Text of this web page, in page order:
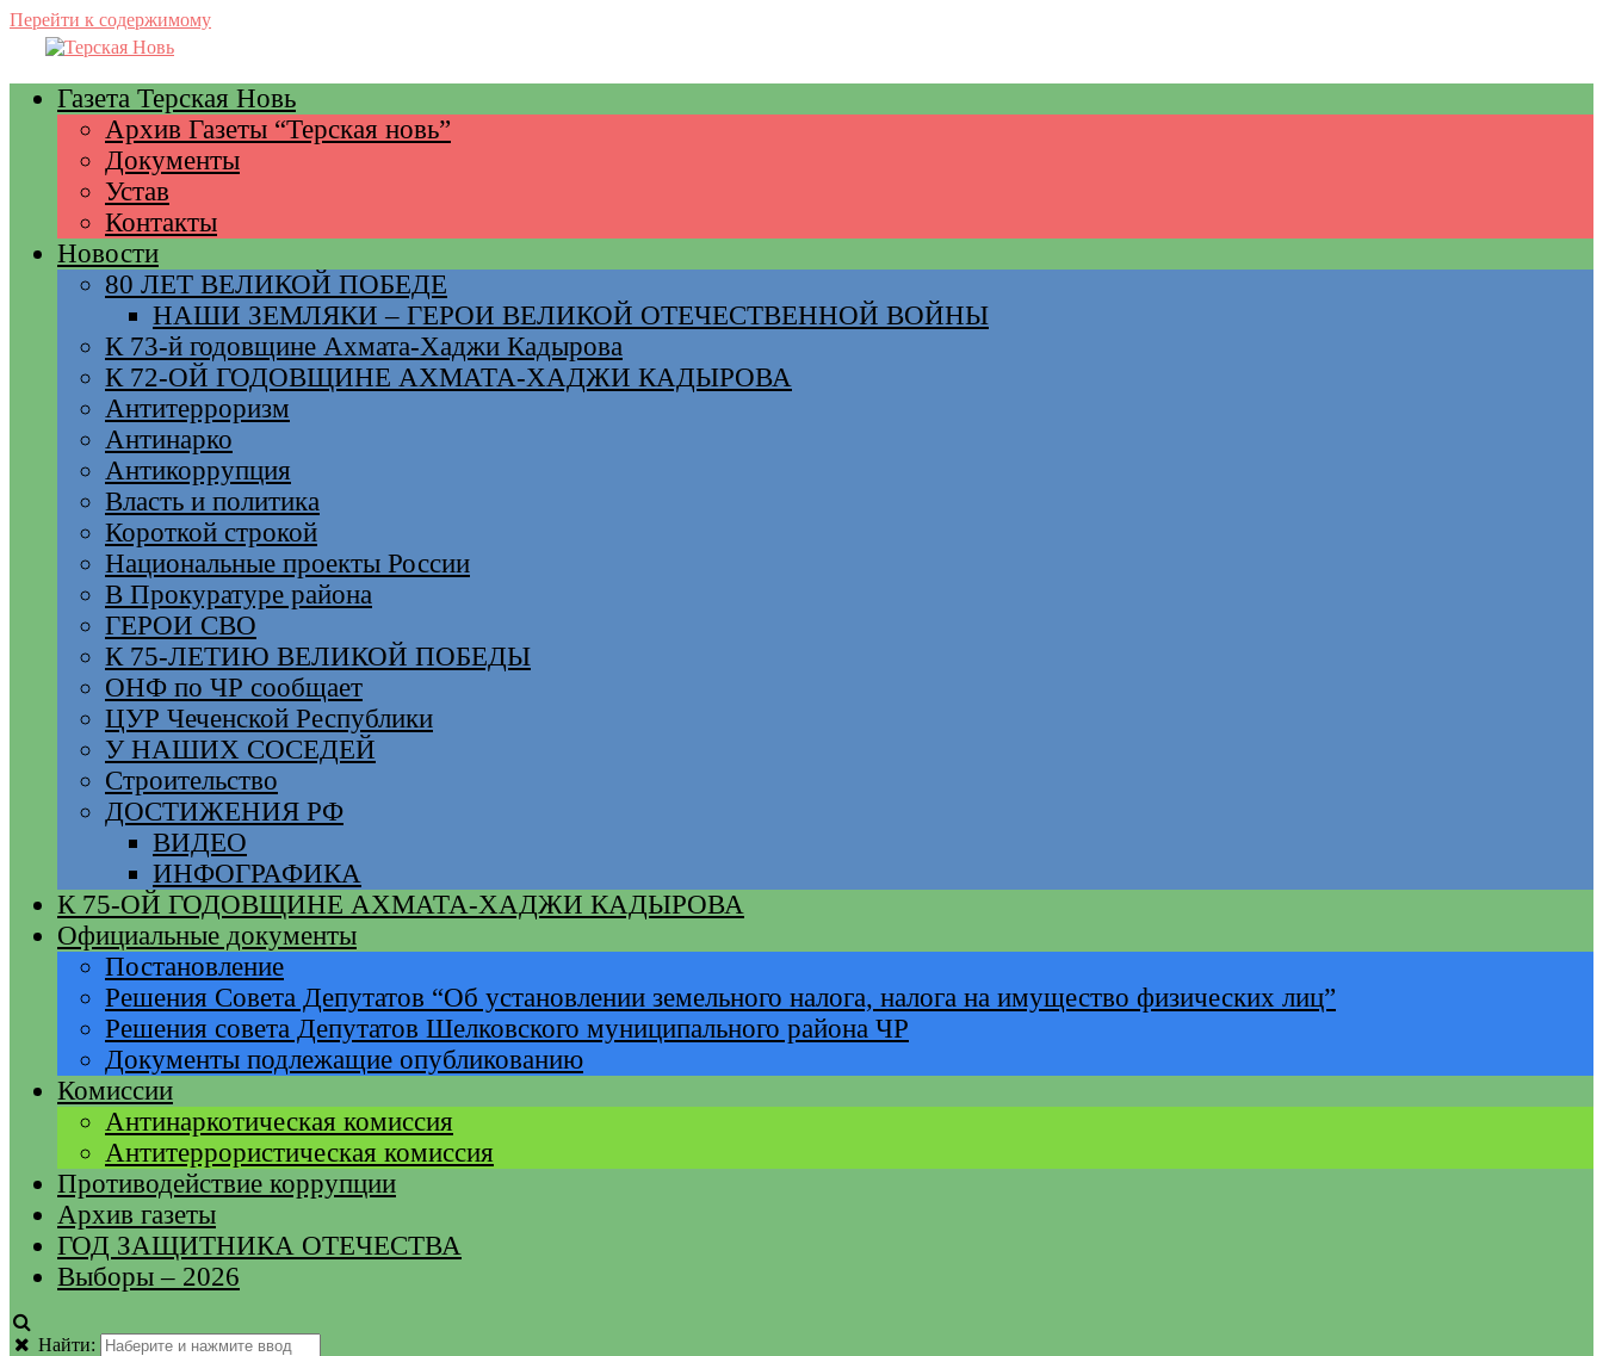
Перейти к содержимому
Газета Терская Новь
Архив Газеты “Терская новь”
Документы
Устав
Контакты
Новости
80 ЛЕТ ВЕЛИКОЙ ПОБЕДЕ
НАШИ ЗЕМЛЯКИ – ГЕРОИ ВЕЛИКОЙ ОТЕЧЕСТВЕННОЙ ВОЙНЫ
К 73-й годовщине Ахмата-Хаджи Кадырова
К 72-ОЙ ГОДОВЩИНЕ АХМАТА-ХАДЖИ КАДЫРОВА
Антитерроризм
Антинарко
Антикоррупция
Власть и политика
Короткой строкой
Национальные проекты России
В Прокуратуре района
ГЕРОИ СВО
К 75-ЛЕТИЮ ВЕЛИКОЙ ПОБЕДЫ
ОНФ по ЧР сообщает
ЦУР Чеченской Республики
У НАШИХ СОСЕДЕЙ
Строительство
ДОСТИЖЕНИЯ РФ
ВИДЕО
ИНФОГРАФИКА
К 75-ОЙ ГОДОВЩИНЕ АХМАТА-ХАДЖИ КАДЫРОВА
Официальные документы
Постановление
Решения Совета Депутатов “Об установлении земельного налога, налога на имущество физических лиц”
Решения совета Депутатов Шелковского муниципального района ЧР
Документы подлежащие опубликованию
Комиссии
Антинаркотическая комиссия
Антитеррористическая комиссия
Противодействие коррупции
Архив газеты
ГОД ЗАЩИТНИКА ОТЕЧЕСТВА
Выборы – 2026
Найти: